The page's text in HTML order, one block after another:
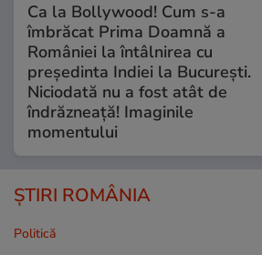
Ca la Bollywood! Cum s-a
îmbrăcat Prima Doamnă a
României la întâlnirea cu
președinta Indiei la București.
Niciodată nu a fost atât de
îndrăzneață! Imaginile
momentului
ȘTIRI ROMÂNIA
Politică